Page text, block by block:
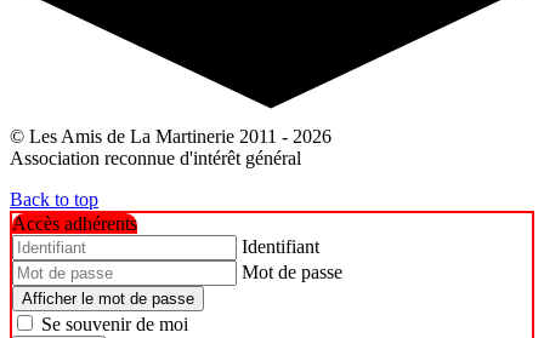
© Les Amis de La Martinerie 2011 - 2026
Association reconnue d'intérêt général
Back to top
Accès adhérents
Identifiant
Mot de passe
Afficher le mot de passe
Se souvenir de moi